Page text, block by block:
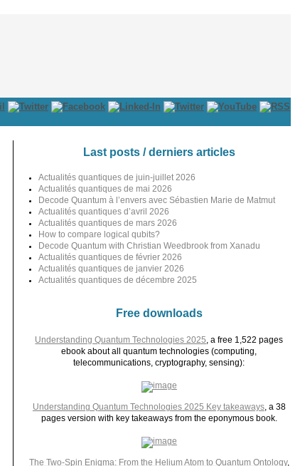
Last posts / derniers articles
Actualités quantiques de juin-juillet 2026
Actualités quantiques de mai 2026
Decode Quantum à l’envers avec Sébastien Marie de Matmut
Actualités quantiques d’avril 2026
Actualités quantiques de mars 2026
How to compare logical qubits?
Decode Quantum with Christian Weedbrook from Xanadu
Actualités quantiques de février 2026
Actualités quantiques de janvier 2026
Actualités quantiques de décembre 2025
Free downloads
Understanding Quantum Technologies 2025 , a free 1,522 pages
ebook about all quantum technologies (computing,
telecommunications, cryptography, sensing):
Understanding Quantum Technologies 2025 Key takeaways, a 38
pages version with key takeaways from the eponymous book.
The Two-Spin Enigma: From the Helium Atom to Quantum Ontology,